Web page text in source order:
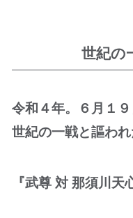
世紀の
令和４年。６月１９
世紀の一戦と謳われ
『武尊 対 那須川天